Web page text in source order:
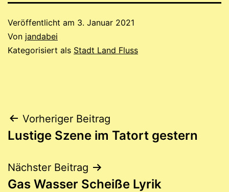
Veröffentlicht am 3. Januar 2021
Von jandabei
Kategorisiert als Stadt Land Fluss
Beitragsnavigation
Vorheriger Beitrag
Lustige Szene im Tatort gestern
Nächster Beitrag
Gas Wasser Scheiße Lyrik